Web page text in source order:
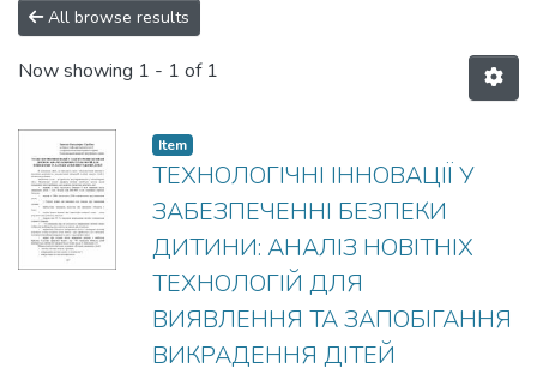
All browse results
Now showing 1 - 1 of 1
Item
ТЕХНОЛОГІЧНІ ІННОВАЦІЇ У
ЗАБЕЗПЕЧЕННІ БЕЗПЕКИ
ДИТИНИ: АНАЛІЗ НОВІТНІХ
ТЕХНОЛОГІЙ ДЛЯ
ВИЯВЛЕННЯ ТА ЗАПОБІГАННЯ
ВИКРАДЕННЯ ДІТЕЙ